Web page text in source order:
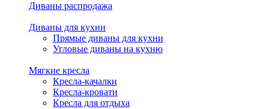
Диваны распродажа
Диваны для кухни
Прямые диваны для кухни
Угловые диваны на кухню
Мягкие кресла
Кресла-качалки
Кресла-кровати
Кресла для отдыха